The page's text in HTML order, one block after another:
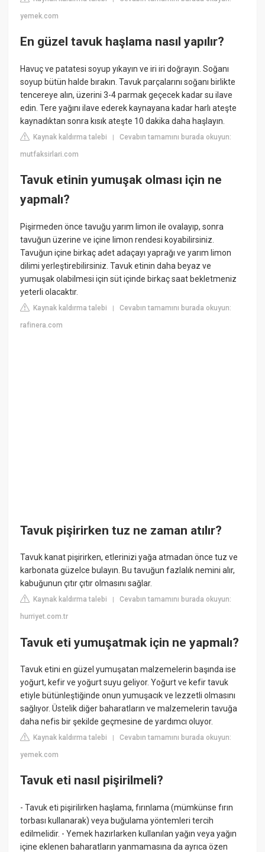
yemek.com
En güzel tavuk haşlama nasıl yapılır?
Havuç ve patatesi soyup yıkayın ve iri iri doğrayın. Soğanı
soyup bütün halde bırakın. Tavuk parçalarını soğanı birlikte
tencereye alın, üzerini 3-4 parmak geçecek kadar su ilave
edin. Tere yağını ilave ederek kaynayana kadar harlı ateşte
kaynadıktan sonra kısık ateşte 10 dakika daha haşlayın.
Kaynak kaldırma talebi |Cevabın tamamını burada okuyun:
mutfaksirlari.com
Tavuk etinin yumuşak olması için ne
yapmalı?
Pişirmeden önce tavuğu yarım limon ile ovalayıp, sonra
tavuğun üzerine ve içine limon rendesi koyabilirsiniz.
Tavuğun içine birkaç adet adaçayı yaprağı ve yarım limon
dilimi yerleştirebilirsiniz. Tavuk etinin daha beyaz ve
yumuşak olabilmesi için süt içinde birkaç saat bekletmeniz
yeterli olacaktır.
Kaynak kaldırma talebi |Cevabın tamamını burada okuyun:
rafinera.com
Tavuk pişirirken tuz ne zaman atılır?
Tavuk kanat pişirirken, etlerinizi yağa atmadan önce tuz ve
karbonata güzelce bulayın. Bu tavuğun fazlalık nemini alır,
kabuğunun çıtır çıtır olmasını sağlar.
Kaynak kaldırma talebi |Cevabın tamamını burada okuyun:
hurriyet.com.tr
Tavuk eti yumuşatmak için ne yapmalı?
Tavuk etini en güzel yumuşatan malzemelerin başında ise
yoğurt, kefir ve yoğurt suyu geliyor. Yoğurt ve kefir tavuk
etiyle bütünleştiğinde onun yumuşacık ve lezzetli olmasını
sağlıyor. Üstelik diğer baharatların ve malzemelerin tavuğa
daha nefis bir şekilde geçmesine de yardımcı oluyor.
Kaynak kaldırma talebi |Cevabın tamamını burada okuyun:
yemek.com
Tavuk eti nasıl pişirilmeli?
- Tavuk eti pişirilirken haşlama, fırınlama (mümkünse fırın
torbası kullanarak) veya buğulama yöntemleri tercih
edilmelidir. - Yemek hazırlarken kullanılan yağın veya yağın
içine eklenen baharatların yanmamasına da ayrıca özen